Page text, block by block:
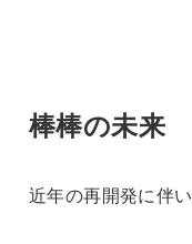
棒棒の未来
近年の再開発に伴